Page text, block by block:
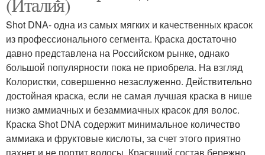
Shot DNA- одна из самых мягких и качественных красок
из профессионального сегмента. Краска достаточно
давно представлена на Российском рынке, однако
большой популярности пока не приобрела. На взгляд
Колористки, совершенно незаслуженно. Действительно
достойная краска, если не самая лучшая краска в нише
низко аммиачных и безаммиачных красок для волос.
Краска Shot DNA содержит минимальное количество
аммиака и фруктовые кислоты, за счет этого приятно